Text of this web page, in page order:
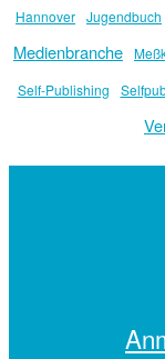
Hannover Jugendbuch
Medienbranche
Self-Publishing